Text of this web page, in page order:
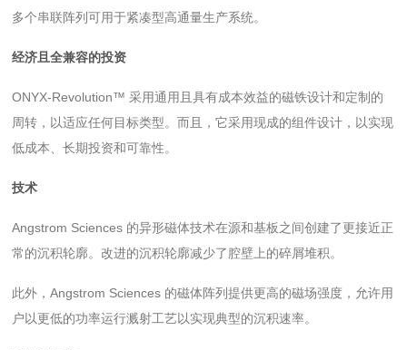
多个串联阵列可用于紧凑型高通量生产系统。
经济且全兼容的投资
ONYX-Revolution™ 采用通用且具有成本效益的磁铁设计和定制的
周转，以适应任何目标类型。而且，它采用现成的组件设计，以实现
低成本、长期投资和可靠性。
技术
Angstrom Sciences 的异形磁体技术在源和基板之间创建了更接近正
常的沉积轮廓。改进的沉积轮廓减少了腔壁上的碎屑堆积。
此外，Angstrom Sciences 的磁体阵列提供更高的磁场强度，允许用
户以更低的功率运行溅射工艺以实现典型的沉积速率。